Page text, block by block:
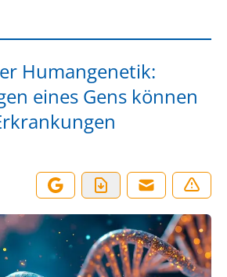
Humangenetik:
eines Gens können